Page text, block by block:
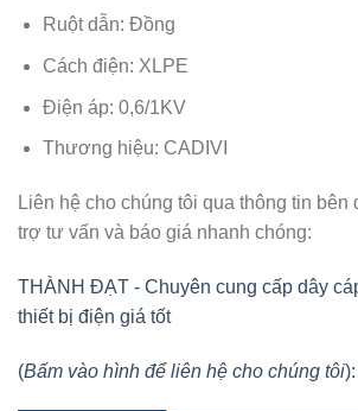
Ruột dẫn: Đồng
Cách điện: XLPE
Điện áp: 0,6/1KV
Thương hiệu: CADIVI
Liên hệ cho chúng tôi qua thông tin
trợ tư vấn và báo giá nhanh chóng:
THÀNH ĐẠT - Chuyên cung cấp dây
thiết bị điện giá tốt
(Bấm vào hình để liên hệ cho chúng tôi):